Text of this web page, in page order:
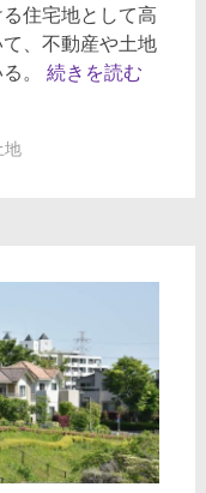
住宅地として高
、不動産や土地
。 続きを読む
地